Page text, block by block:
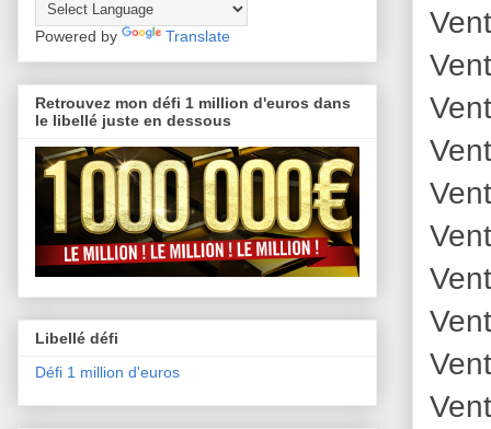
Powered by Translate
Retrouvez mon défi 1 million d'euros dans
le libellé juste en dessous
Libellé défi
Défi 1 million d'euros